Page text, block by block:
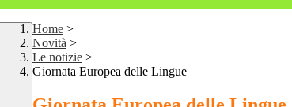
Home >
Novità >
Le notizie >
Giornata Europea delle Lingue